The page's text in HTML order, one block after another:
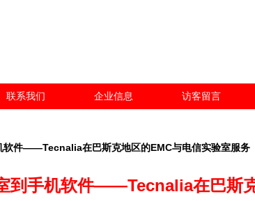
联系我们 企业信息 访客留言
软件——Tecnalia在巴斯克地区的EMC与电信实验室服务
到手机软件——Tecnalia在巴斯